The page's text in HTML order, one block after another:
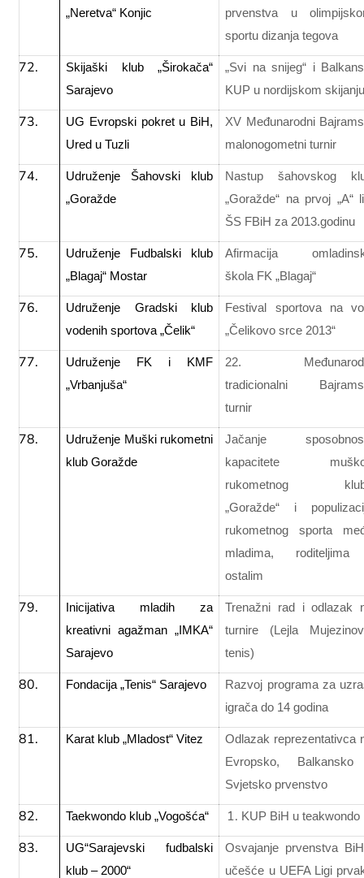
„Neretva“ Konjic
prvenstva u
sportu dizanja tegova
Skijaški klub „Širokača“
Sarajevo
„Svi na snijeg“ i
KUP u nordijskom
UG Evropski pokret u BiH,
Ured u Tuzli
XV Međunarodni
malonogometni turnir
Udruženje Šahovski klub
„Goražde
Nastup šahovskog
„Goražde“ na prvoj „A“
ŠS FBiH za 2013.godinu
Udruženje Fudbalski klub
„Blagaj“ Mostar
Afirmacija
škola FK „Blagaj“
Udruženje Gradski klub
vodenih sportova „Čelik“
Festival sportova na
„Čelikovo srce 2013“
Udruženje FK i KMF
„Vrbanjuša“
22.
tradicionalni
turnir
Udruženje Muški rukometni
klub Goražde
Jačanje
kapacitete
rukometnog
„Goražde“ i
rukometnog sporta
mladima,
ostalim
Inicijativa mladih za
kreativni agažman „IMKA“
Sarajevo
Trenažni rad i odlazak
turnire (Lejla
tenis)
Fondacija „Tenis“ Sarajevo
Razvoj programa za
igrača do 14 godina
Karat klub „Mladost“ Vitez
Odlazak reprezentativca
Evropsko,
Svjetsko prvenstvo
Taekwondo klub „Vogošća“ KUP BiH u teakwondo
UG“Sarajevski fudbalski
klub – 2000“
Osvajanje prvenstva
učešće u UEFA Ligi